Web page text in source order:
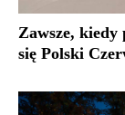
Zawsze, kiedy
się Polski